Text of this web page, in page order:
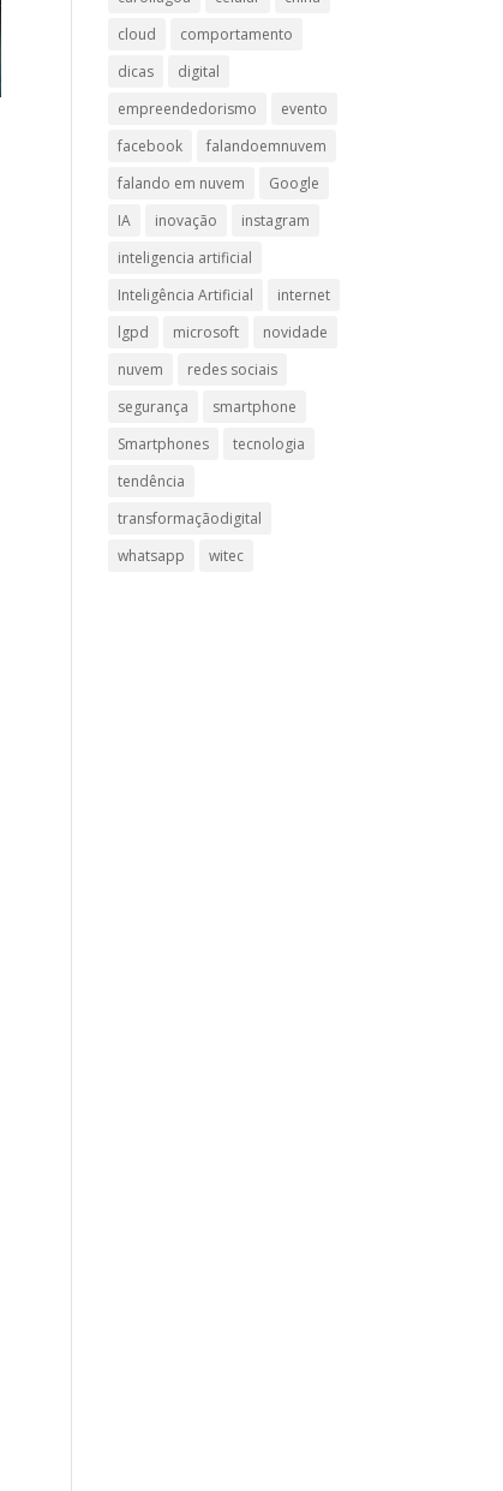
cloud
comportamento
dicas
digital
empreendedorismo
evento
facebook
falandoemnuvem
falando em nuvem
Google
IA
inovação
instagram
inteligencia artificial
Inteligência Artificial
internet
lgpd
microsoft
novidade
nuvem
redes sociais
segurança
smartphone
Smartphones
tecnologia
tendência
transformaçãodigital
whatsapp
witec